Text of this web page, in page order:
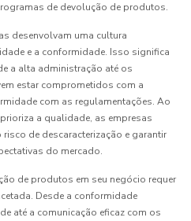
de devolução de produtos.
desenvolvam uma cultura
e a conformidade. Isso significa
a alta administração até os
estar comprometidos com a
com as regulamentações. Ao
a qualidade, as empresas
de descaracterização e garantir
do mercado.
de produtos em seu negócio requer
Desde a conformidade
até a comunicação eficaz com os